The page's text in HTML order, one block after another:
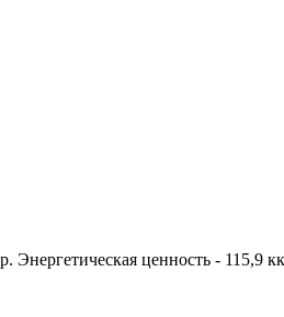
Энергетическая ценность - 115,9